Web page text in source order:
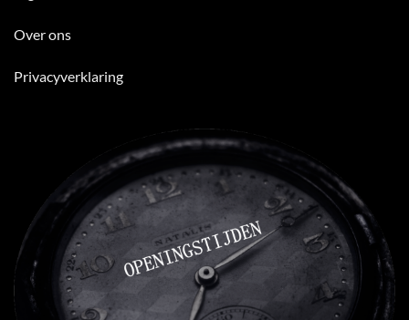
Over ons
Privacyverklaring